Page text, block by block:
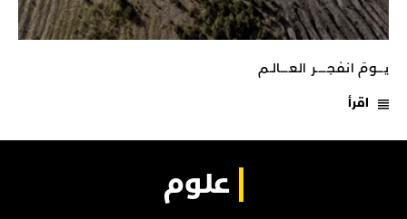
يـــومَ انفجـــــر العــــالـم
اقرأ
علوم